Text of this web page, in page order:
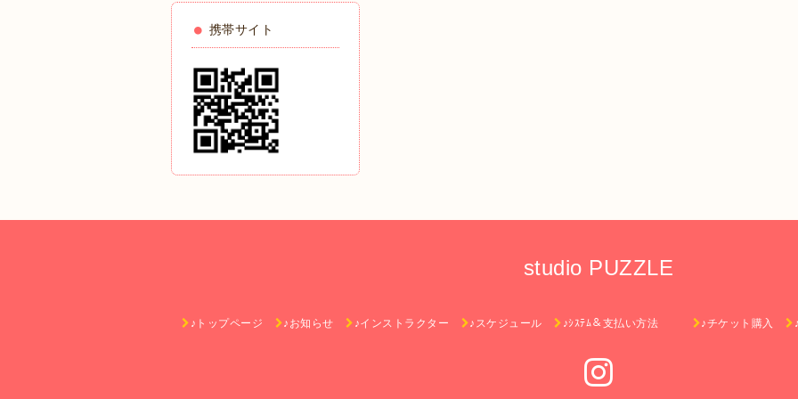
携帯サイト
studio PUZZLE
♪トップページ ♪お知らせ ♪インストラクター ♪スケジュール ♪ｼｽﾃﾑ＆支払い方法 ♪チケット購入